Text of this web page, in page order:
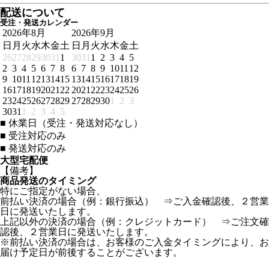
配送について
受注・発送カレンダー
2026年8月
日 月 火水木金土
262728293031 1
2 3 4 5 6 7 8
9 1011 12131415
161718192021 22
23242526272829
3031 1 2 3 4 5
2026年9月
日 月 火水木金土
3031 1 2 3 4 5
6 7 8 9 1011 12
13141516171819
2021 2223242526
272829301 2 3
■ 休業日（受注・発送対応なし）
■ 受注対応のみ
■ 発送対応のみ
大型宅配便
【備考】
商品発送のタイミング
特にご指定がない場合、
前払い決済の場合（例：銀行振込） ⇒ご入金確認後、２営業
日に発送いたします。
上記以外の決済の場合（例：クレジットカード） ⇒ご注文確
認後、２営業日に発送いたします。
※前払い決済の場合は、お客様のご入金タイミングにより、お
届け予定日が前後することがございます。